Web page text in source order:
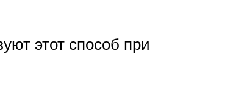
этот способ при